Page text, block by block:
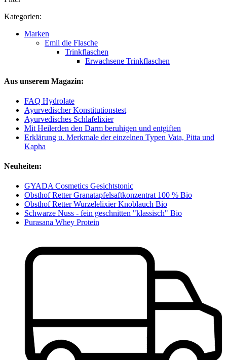
Kategorien:
Marken
Emil die Flasche
Trinkflaschen
Erwachsene Trinkflaschen
Aus unserem Magazin:
FAQ Hydrolate
Ayurvedischer Konstitutionstest
Ayurvedisches Schlafelixier
Mit Heilerden den Darm beruhigen und entgiften
Erklärung u. Merkmale der einzelnen Typen Vata, Pitta und
Kapha
Neuheiten:
GYADA Cosmetics Gesichtstonic
Obsthof Retter Granatapfelsaftkonzentrat 100 % Bio
Obsthof Retter Wurzelelixier Knoblauch Bio
Schwarze Nuss - fein geschnitten "klassisch" Bio
Purasana Whey Protein